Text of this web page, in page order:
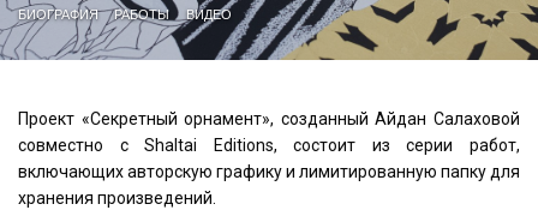
БИОГРАФИЯ РАБОТЫ ВИДЕО
Проект «Секретный орнамент», созданный Айдан Салаховой
совместно с Shaltai Editions, состоит из серии работ,
включающих авторскую графику и лимитированную папку для
хранения произведений.